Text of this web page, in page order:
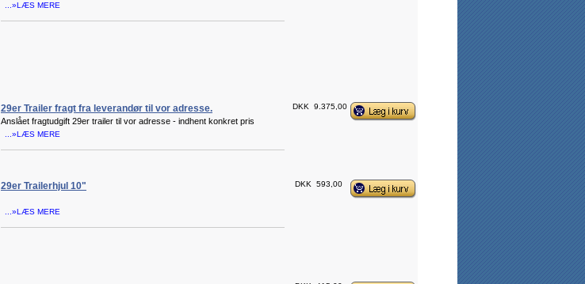
...»LÆS MERE
29er Trailer fragt fra leverandør til vor adresse.
Anslået fragtudgift 29er trailer til vor adresse - indhent konkret pris
...»LÆS MERE
DKK 9.375,00
29er Trailerhjul 10"
...»LÆS MERE
DKK 593,00